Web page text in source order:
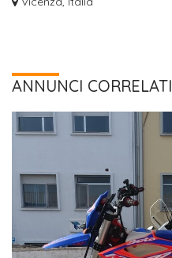
ANNUNCI CORRELATI